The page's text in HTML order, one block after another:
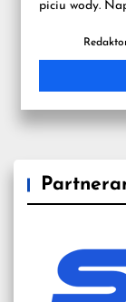
piciu wody.